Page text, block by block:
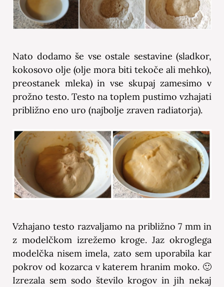
Nato dodamo še vse ostale sestavine (sladkor,
kokosovo olje (olje mora biti tekoče ali mehko),
preostanek mleka) in vse skupaj zamesimo v
prožno testo. Testo na toplem pustimo vzhajati
približno eno uro (najbolje zraven radiatorja).
Vzhajano testo razvaljamo na približno 7 mm in
z modelčkom izrežemo kroge. Jaz okroglega
modelčka nisem imela, zato sem uporabila kar
pokrov od kozarca v katerem hranim moko. 🙂
Izrezala sem sodo število krogov in jih nekaj